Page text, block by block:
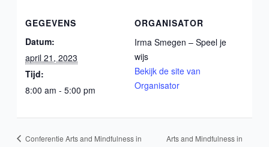
GEGEVENS
Datum:
april 21, 2023
Tijd:
8:00 am - 5:00 pm
ORGANISATOR
Irma Smegen – Speel je
wijs
Bekijk de site van
Organisator
Conferentie Arts and Mindfulness in
Arts and Mindfulness in